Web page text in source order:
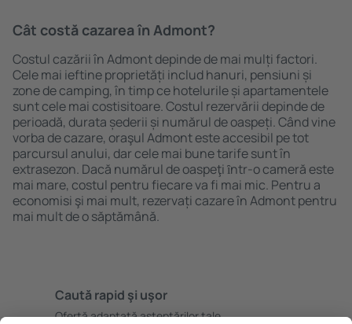
Cât costă cazarea în Admont?
Costul cazării în Admont depinde de mai mulți factori.
Cele mai ieftine proprietăți includ hanuri, pensiuni și
zone de camping, în timp ce hotelurile și apartamentele
sunt cele mai costisitoare. Costul rezervării depinde de
perioadă, durata șederii și numărul de oaspeți. Când vine
vorba de cazare, oraşul Admont este accesibil pe tot
parcursul anului, dar cele mai bune tarife sunt în
extrasezon. Dacă numărul de oaspeţi ȋntr-o cameră este
mai mare, costul pentru fiecare va fi mai mic. Pentru a
economisi şi mai mult, rezervați cazare în Admont pentru
mai mult de o săptămână.
Caută rapid şi uşor
Ofertă adaptată aşteptărilor tale.